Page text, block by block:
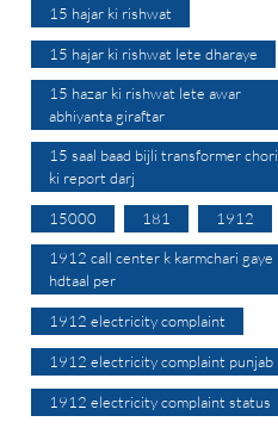
15 hajar ki rishwat
15 hajar ki rishwat lete dharaye
15 hazar ki rishwat lete awar
abhiyanta giraftar
15 saal baad bijli transformer chori
ki report darj
15000 181 1912
1912 call center k karmchari gaye
hdtaal per
1912 electricity complaint
1912 electricity complaint punjab
1912 electricity complaint status